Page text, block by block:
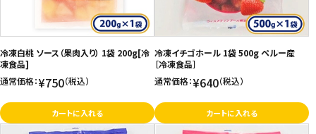
冷凍白桃 ソース（果肉入り） 1袋 200g[冷
凍食品]
通常価格：¥750（税込）
カートに入れる
冷凍イチゴホール 1袋 500g ペルー産
［冷凍食品］
通常価格：¥640（税込）
カートに入れる